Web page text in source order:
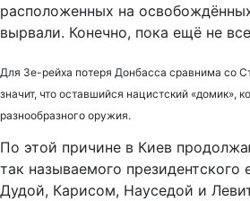
расположенных на
вырвали. Конечно, пока ещё не
Для Зе-рейха потеря Донбасса сравнима со
значит, что оставшийся нацистский «домик»,
разнообразного оружия.
По этой причине в Киев
так называемого
Дудой, Карисом, Науседой и